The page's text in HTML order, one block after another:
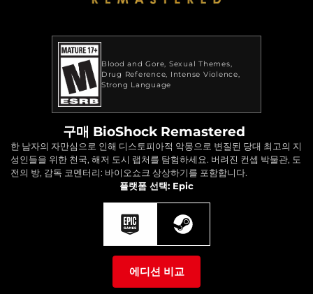
Blood and Gore Sexual Themes
Drug Reference Intense Violence
Strong Language
구매 BioShock Remastered
한 남자의 자만심으로 인해 디스토피아적 악몽으로 변질된 당대 최고의 지
성인들을 위한 천국, 해저 도시 랩처를 탐험하세요. 버려진 컨셉 박물관, 도
전의 방, 감독 코멘터리: 바이오쇼크 상상하기를 포함합니다.
플랫폼 선택: Epic
에디션 비교